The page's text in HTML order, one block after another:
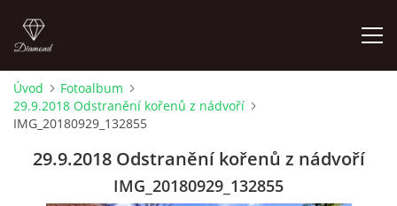
LETNÍ KINO NA HRADĚ 2022
ÚVOD
Úvod
Fotoalbum
29.9.2018 Odstranění kořenů z nádvoří
IMG_20180929_132855
29.9.2018 Odstranění kořenů z nádvoří
IMG_20180929_132855